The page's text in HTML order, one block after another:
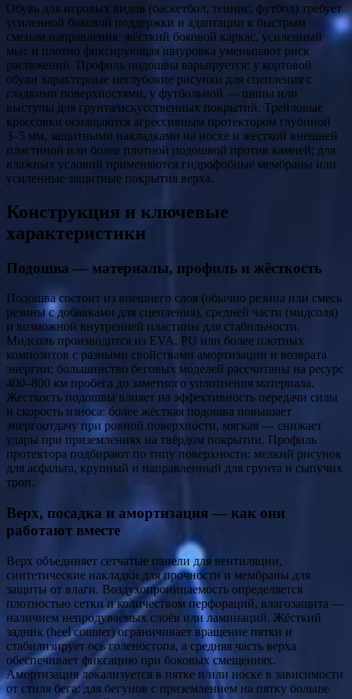
Обувь для игровых видов (баскетбол, теннис, футбол) требует
усиленной боковой поддержки и адаптации к быстрым
сменам направления: жёсткий боковой каркас, усиленный
мыс и плотно фиксирующая шнуровка уменьшают риск
растяжений. Профиль подошвы варьируется: у кортовой
обуви характерные неглубокие рисунки для сцепления с
гладкими поверхностями, у футбольной — шипы или
выступы для грунта/искусственных покрытий. Трейловые
кроссовки оснащаются агрессивным протектором глубиной
3–5 мм, защитными накладками на носке и жесткой внешней
пластиной или более плотной подошвой против камней; для
влажных условий применяются гидрофобные мембраны или
усиленные защитные покрытия верха.
Конструкция и ключевые
характеристики
Подошва — материалы, профиль и жёсткость
Подошва состоит из внешнего слоя (обычно резина или смесь
резины с добавками для сцепления), средней части (мидсоля)
и возможной внутренней пластины для стабильности.
Мидсоль производится из EVA, PU или более плотных
композитов с разными свойствами амортизации и возврата
энергии; большинство беговых моделей рассчитаны на ресурс
400–800 км пробега до заметного уплотнения материала.
Жёсткость подошвы влияет на эффективность передачи силы
и скорость износа: более жёсткая подошва повышает
энергоотдачу при ровной поверхности, мягкая — снижает
удары при приземлениях на твёрдом покрытии. Профиль
протектора подбирают по типу поверхности: мелкий рисунок
для асфальта, крупный и направленный для грунта и сыпучих
троп.
Верх, посадка и амортизация — как они
работают вместе
Верх объединяет сетчатые панели для вентиляции,
синтетические накладки для прочности и мембраны для
защиты от влаги. Воздухопроницаемость определяется
плотностью сетки и количеством перфораций, влагозащита —
наличием непродуваемых слоёв или ламинаций. Жёсткий
задник (heel counter) ограничивает вращение пятки и
стабилизирует ось голеностопа, а средняя часть верха
обеспечивает фиксацию при боковых смещениях.
Амортизация локализуется в пятке и/или носке в зависимости
от стиля бега: для бегунов с приземлением на пятку больше